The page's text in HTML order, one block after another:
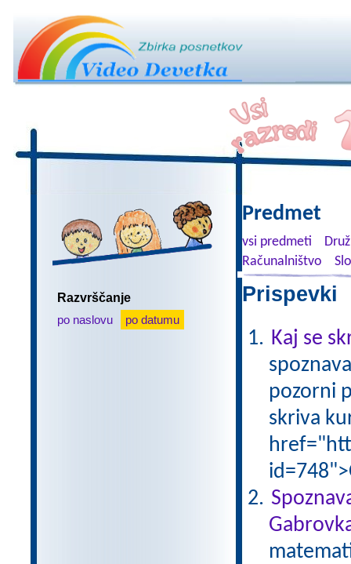
Razvrščanje
po naslovu
po datumu
Predmet
vsi predmeti
Računalništvo
Prispevki
Kaj se
pozorni
skriva